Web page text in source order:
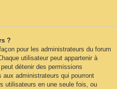
?
pour les administrateurs du forum
utilisateur peut appartenir à
détenir des permissions
administrateurs qui pourront
utilisateurs en une seule fois, ou